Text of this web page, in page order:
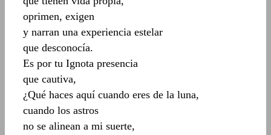
oprimen, exigen
y narran una experiencia estelar
que desconocía.
Es por tu Ignota presencia
que cautiva,
¿Qué haces aquí cuando eres de la luna,
cuando los astros
no se alinean a mi suerte,